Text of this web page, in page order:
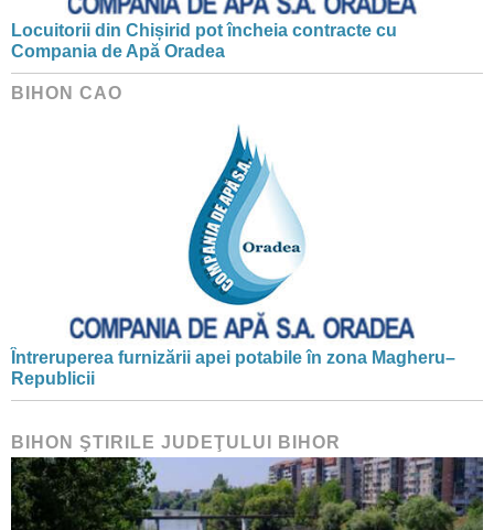
Locuitorii din Chișirid pot încheia contracte cu
Compania de Apă Oradea
BIHON CAO
Întreruperea furnizării apei potabile în zona Magheru–
Republicii
BIHON ŞTIRILE JUDEŢULUI BIHOR